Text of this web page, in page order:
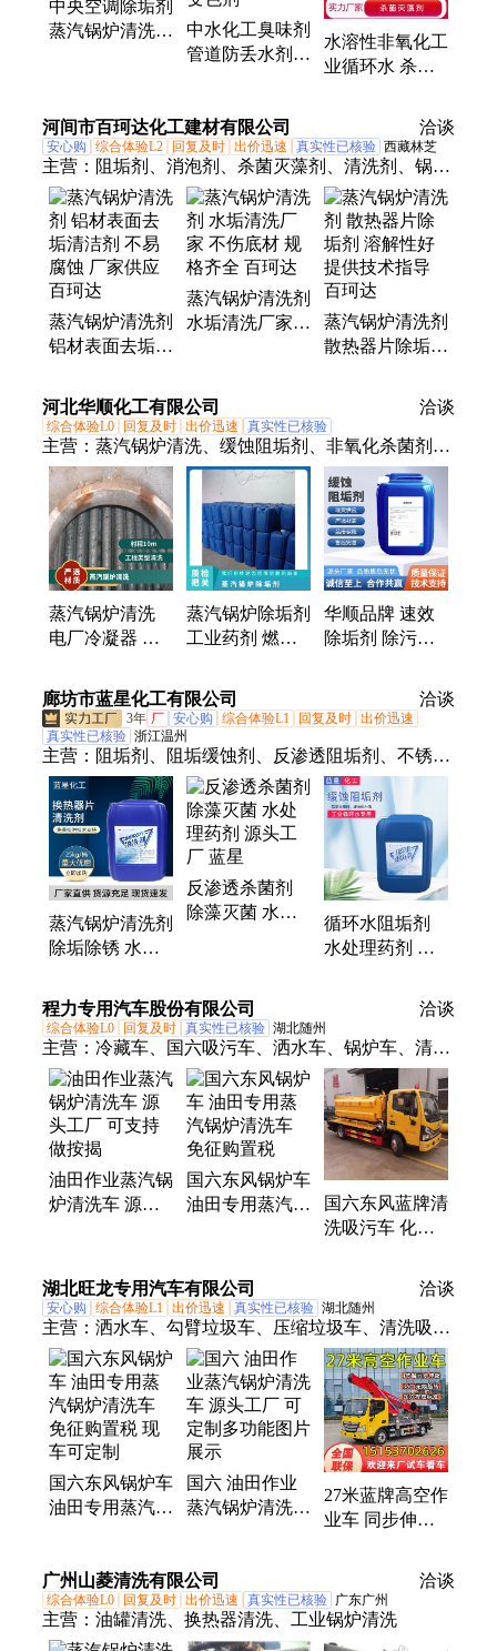
中央空调除垢剂
蒸汽锅炉清洗剂
中水化工臭味剂
管道防丢水剂
色剂
水溶性非氧化工
业循环水 杀菌
河间市百珂达化工建材有限公司 洽谈
安心购 综合体验L2 回复及时 出价迅速 真实性已核验 西藏林芝
主营： 阻垢剂、消泡剂、杀菌灭藻剂、清洗剂、锅炉
除垢剂、中央空调清洗剂、换热片清洗剂、重油污清
洗剂阻垢剂、锅炉除焦剂、锅炉水垢清洗剂、燃煤锅
炉除焦剂、锅炉臭味剂、除焦剂、油田阻垢剂、臭味
剂、防丢水臭味剂、反渗透阻垢剂、工业杀菌灭藻
剂、生物颗粒除焦剂、水循环反渗透阻垢剂、固体结
焦抑制剂、浓缩防丢水臭味剂、工业热力供暖臭味
剂、暖气水臭味剂、变色固体臭味剂
蒸汽锅炉清洗剂
铝材表面去垢清
厂家供应 百珂
达
蒸汽锅炉清洗剂
水垢清洗厂家
蒸汽锅炉清洗剂
散热器片除垢剂
技术指导 百珂
达
河北华顺化工有限公司 洽谈
综合体验L0 回复及时 出价迅速 真实性已核验
主营： 蒸汽锅炉清洗、缓蚀阻垢剂、非氧化杀菌剂、
反渗透杀菌剂
蒸汽锅炉清洗
电厂冷凝器 蒸
安全环保
蒸汽锅炉除垢剂
工业药剂 燃气
华顺化工
华顺品牌 速效
除垢剂 除污除
热片阻垢 无腐
蚀清洗除垢
廊坊市蓝星化工有限公司 洽谈
3年 厂 安心购 综合体验L1 回复及时 出价迅速
真实性已核验 浙江温州
主营： 阻垢剂、阻垢缓蚀剂、反渗透阻垢剂、不锈钢
清洗剂、反渗透碱性清洗剂、反渗透酸性清洗剂、换
热器片清洗剂、中央空调清洗剂、重油污清洗剂、锅
炉除氧剂、速效除垢剂、非氧化性杀菌剂、氧化性杀
菌剂、杀菌灭藻剂、防冻液、消泡剂、抑尘剂、预膜
剂
蒸汽锅炉清洗剂
除垢除锈 水处
管道清洗剂 库
存充足 蓝星
反渗透杀菌剂
除藻灭菌 水处
循环水阻垢剂
水处理药剂 防
效反渗透药剂
程力专用汽车股份有限公司 洽谈
综合体验L0 回复及时 真实性已核验 湖北随州
主营： 冷藏车、国六吸污车、洒水车、锅炉车、清障
车、垃圾车、高空作业车、平板运输车、救护车、沥
青洒布车、电力工程车、殡仪车
油田作业蒸汽锅
炉清洗车 源头
国六东风锅炉车
油田专用蒸汽锅
国六东风蓝牌清
洗吸污车 化粪
能管道疏通排污
车
湖北旺龙专用汽车有限公司 洽谈
安心购 综合体验L1 出价迅速 真实性已核验 湖北随州
主营： 洒水车、勾臂垃圾车、压缩垃圾车、清洗吸污
车、吸粪车、对接垃圾车、吸尘车、扫路车、散装饲
料运输车、防撞缓冲车、半挂自卸车、吸污车、自卸
车、电源车、工程车
国六东风锅炉车
油田专用蒸汽锅
定制
国六 油田作业
蒸汽锅炉清洗车
示
27米蓝牌高空作
业车 同步伸缩
工车 360°无限
旋转
广州山菱清洗有限公司 洽谈
综合体验L0 回复及时 出价迅速 真实性已核验 广东广州
主营： 油罐清洗、换热器清洗、工业锅炉清洗